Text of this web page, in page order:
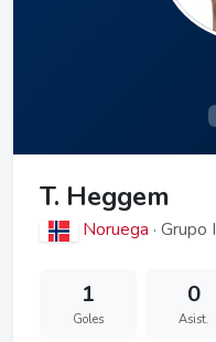
T. Heggem
Noruega · Grupo I
1
Goles
0
Asist.